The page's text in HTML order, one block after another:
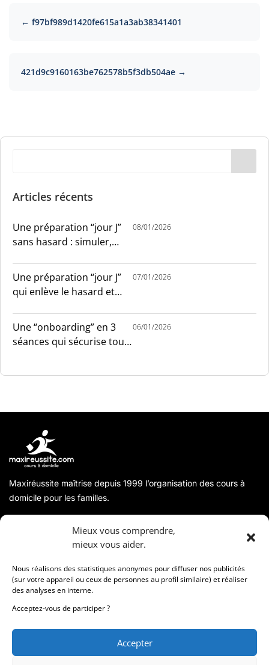
Mieux vous comprendre,
mieux vous aider.
Nous réalisons des statistiques anonymes pour diffuser nos publicités
(sur votre appareil ou ceux de personnes au profil similaire) et réaliser
des analyses en interne.
Acceptez-vous de participer ?
Accepter
← f97bf989d1420fe615a1a3ab38341401
421d9c9160163be762578b5f3db504ae →
Articles récents
Une préparation “jour J”
sans hasard : simuler,
08/01/2026
Une préparation “jour J”
qui enlève le hasard et
07/01/2026
Une “onboarding” en 3
séances qui sécurise tout
06/01/2026
Maxiréussite maîtrise depuis 1999 l’organisation des cours à
domicile pour les familles.
Coordonnées